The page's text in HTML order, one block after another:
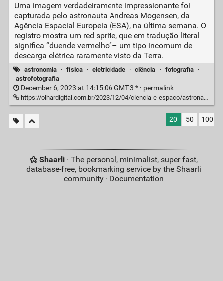
Uma imagem verdadeiramente impressionante foi
capturada pelo astronauta Andreas Mogensen, da
Agência Espacial Europeia (ESA), na última semana. O
registro mostra um red sprite, que em tradução literal
significa “duende vermelho”– um tipo incomum de
descarga elétrica raramente visto da Terra.
astronomia · física · eletricidade · ciência · fotografia
·
astrofotografia
December 6, 2023 at 14:15:06 GMT-3 * · permalink
https://olhardigital.com.br/2023/12/04/ciencia-e-espaco/astronauta-registra-duende-vermelho-sobre-a-terra/
20 50 100
Shaarli · The personal, minimalist, super fast,
database-free, bookmarking service by the Shaarli
community · Documentation